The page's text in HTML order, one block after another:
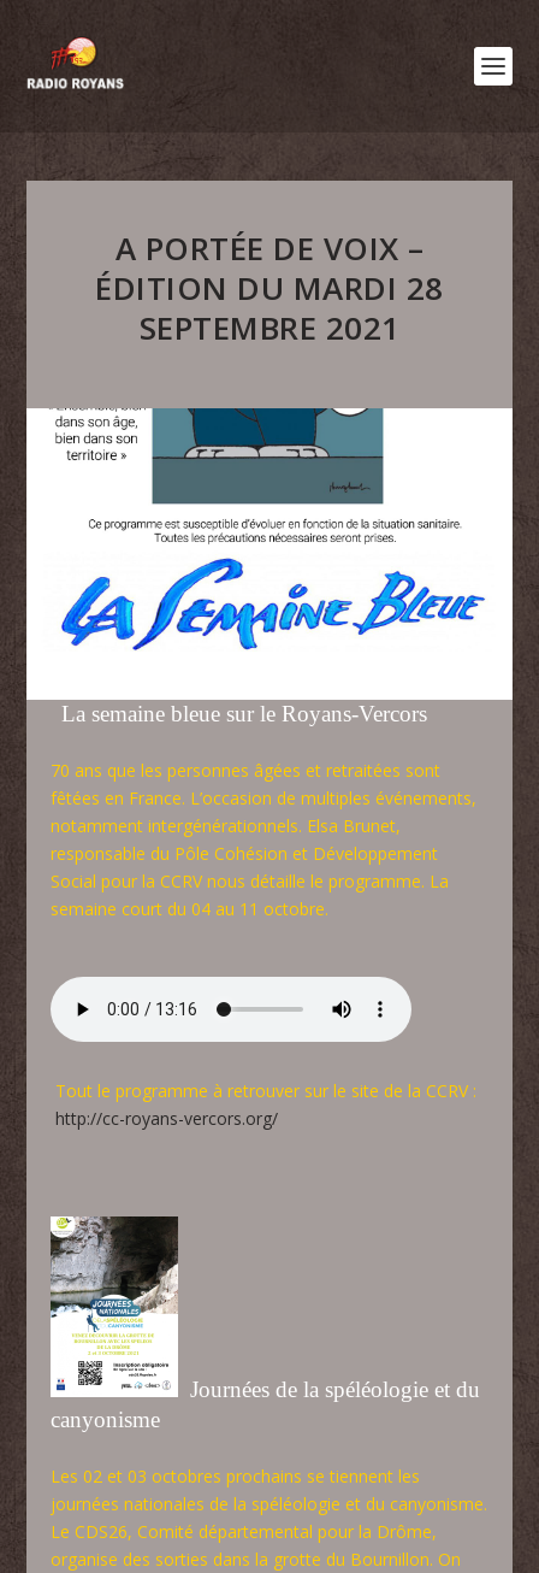
A PORTÉE DE VOIX –
ÉDITION DU MARDI 28
SEPTEMBRE 2021
La semaine bleue sur le Royans-Vercors
70 ans que les personnes âgées et retraitées sont
fêtées en France. L’occasion de multiples événements,
notamment intergénérationnels. Elsa Brunet,
responsable du Pôle Cohésion et Développement
Social pour la CCRV nous détaille le programme. La
semaine court du 04 au 11 octobre.
Tout le programme à retrouver sur le site de la CCRV :
http://cc-royans-vercors.org/
Journées de la spéléologie et du
canyonisme
Les 02 et 03 octobres prochains se tiennent les
journées nationales de la spéléologie et du canyonisme.
Le CDS26, Comité départemental pour la Drôme,
organise des sorties dans la grotte du Bournillon. On